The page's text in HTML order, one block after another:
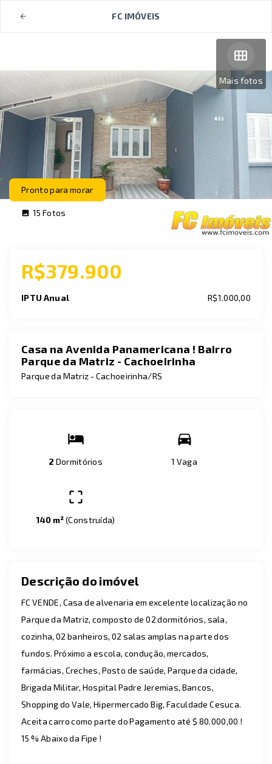
FC IMÓVEIS
Mais fotos
Pronto para morar
15 Fotos
R$379.900
IPTU Anual R$1.000,00
Casa na Avenida Panamericana ! Bairro
Parque da Matriz - Cachoeirinha
Parque da Matriz - Cachoeirinha/RS
2 Dormitórios 1 Vaga
140 m²(Construída)
Descrição do imóvel
FC VENDE, Casa de alvenaria em excelente localização no
Parque da Matriz, composto de 02 dormitórios, sala,
cozinha, 02 banheiros, 02 salas amplas na parte dos
fundos. Próximo a escola, condução, mercados,
farmácias, Creches, Posto de saúde, Parque da cidade,
Brigada Militar, Hospital Padre Jeremias, Bancos,
Shopping do Vale, Hipermercado Big, Faculdade Cesuca.
Aceita carro como parte do Pagamento até $ 80.000,00 !
15 % Abaixo da Fipe !